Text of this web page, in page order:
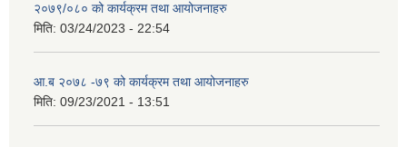
२०७९/०८० को कार्यक्रम तथा आयोजनाहरु
मिति: 03/24/2023 - 22:54
आ.ब २०७८ -७९ को कार्यक्रम तथा आयोजनाहरु
मिति: 09/23/2021 - 13:51